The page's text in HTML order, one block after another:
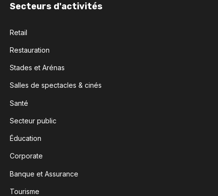
Secteurs d'activités
Retail
Restauration
Stades et Arénas
Salles de spectacles & cinés
Santé
Secteur public
Éducation
Corporate
Banque et Assurance
Tourisme